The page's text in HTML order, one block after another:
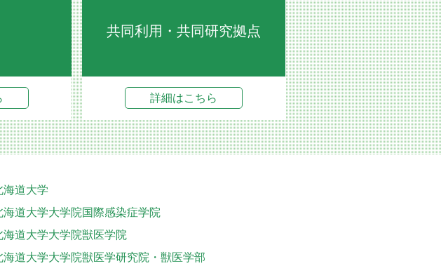
共同利用・共同研究拠点
詳細はこちら
海道大学
海道大学大学院国際感染症学院
海道大学大学院獣医学院
海道大学大学院獣医学研究院・獣医学部